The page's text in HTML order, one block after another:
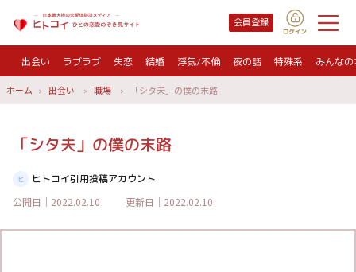
会員登録
出会い ラブラブ 失恋 結婚 浮気/不倫 夜の話 特殊系 みんな
ホーム 出会い 職場 「シタ夫」の僕の末路
「シタ夫」の僕の末路
ヒトコイ引用投稿アカウント
公開日｜2022.02.10
更新日｜2022.02.10